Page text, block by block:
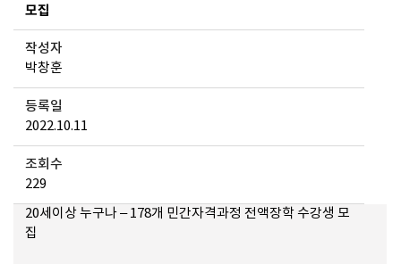
모집
작성자
박창훈
등록일
2022.10.11
조회수
229
20세이상 누구나 – 178개 민간자격과정 전액장학 수강생 모
집